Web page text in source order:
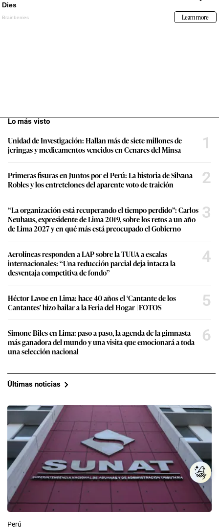
Lo más visto
Unidad de Investigación: Hallan más de siete millones de
jeringas y medicamentos vencidos en Cenares del Minsa
1
Primeras fisuras en Juntos por el Perú: La historia de Silvana
Robles y los entretelones del aparente voto de traición
2
“La organización está recuperando el tiempo perdido”: Carlos
Neuhaus, expresidente de Lima 2019, sobre los retos a un año
de Lima 2027 y en qué más está preocupado el Gobierno
3
Aerolíneas responden a LAP sobre la TUUA a escalas
internacionales: “Una reducción parcial deja intacta la
desventaja competitiva de fondo”
4
Héctor Lavoe en Lima: hace 40 años el ‘Cantante de los
Cantantes’ hizo bailar a la Feria del Hogar | FOTOS
5
Simone Biles en Lima: paso a paso, la agenda de la gimnasta
más ganadora del mundo y una visita que emocionará a toda
una selección nacional
6
Últimas noticias
Perú